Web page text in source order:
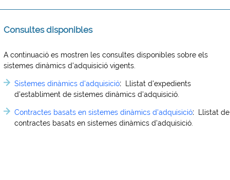
Consultes disponibles
A continuació es mostren les consultes disponibles sobre els
sistemes dinàmics d'adquisició vigents.
Sistemes dinàmics d'adquisició:
Llistat d'expedients
d'establiment de sistemes dinàmics d'adquisició.
Contractes basats en sistemes dinàmics d'adquisició:
Llistat de
contractes basats en sistemes dinàmics d'adquisició.